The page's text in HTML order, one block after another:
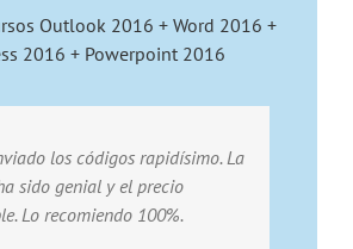
Outlook 2016 + Word 2016 +
2016 + Powerpoint 2016
los códigos rapidísimo. La
sido genial y el precio
Lo recomiendo 100%.